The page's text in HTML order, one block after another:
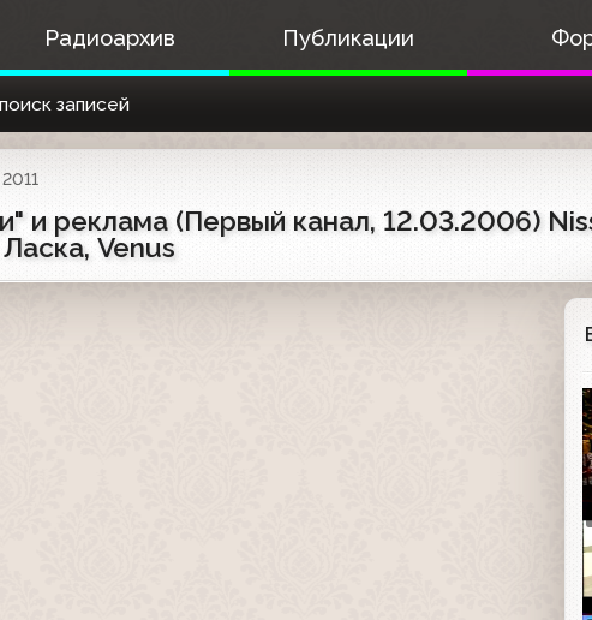
Радиоархив Публикации
записей
и реклама (Первый канал, 12.03.2006)
Venus